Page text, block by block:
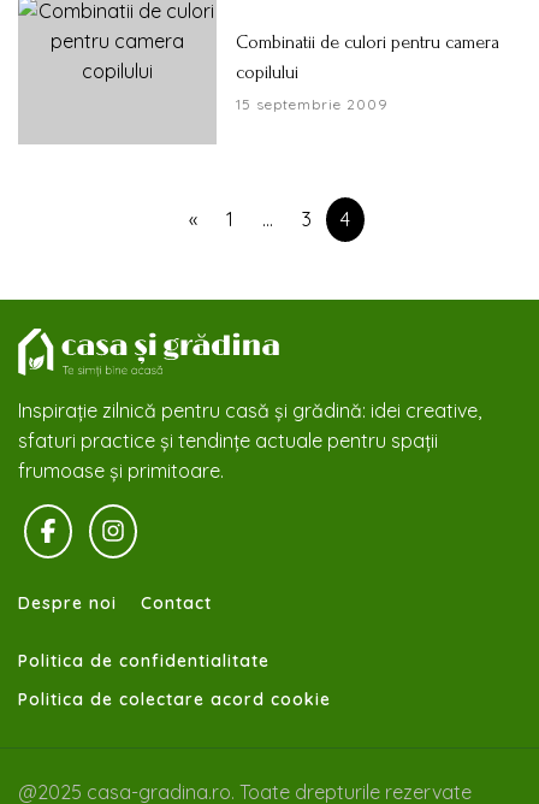
Combinatii de culori pentru camera
copilului
15 septembrie 2009
« 1 … 3 4
Inspirație zilnică pentru casă și grădină: idei creative,
sfaturi practice și tendințe actuale pentru spații
frumoase și primitoare.
Despre noi Contact
Politica de confidentialitate
Politica de colectare acord cookie
@2025 casa-gradina.ro. Toate drepturile rezervate